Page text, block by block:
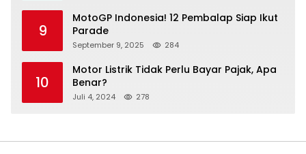
9
MotoGP Indonesia! 12 Pembalap Siap Ikut
Parade
September 9, 2025 284
10
Motor Listrik Tidak Perlu Bayar Pajak, Apa
Benar?
Juli 4, 2024 278